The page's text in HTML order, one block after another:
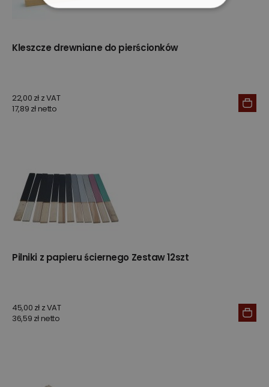
Kleszcze drewniane do pierścionków
22,00 zł z VAT
17,89 zł netto
Pilniki z papieru ściernego Zestaw 12szt
45,00 zł z VAT
36,59 zł netto